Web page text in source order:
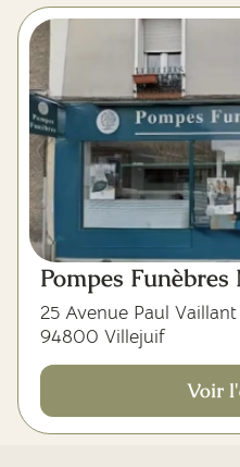
Pompes
25 Avenue Paul
94800 Villejuif
Voir